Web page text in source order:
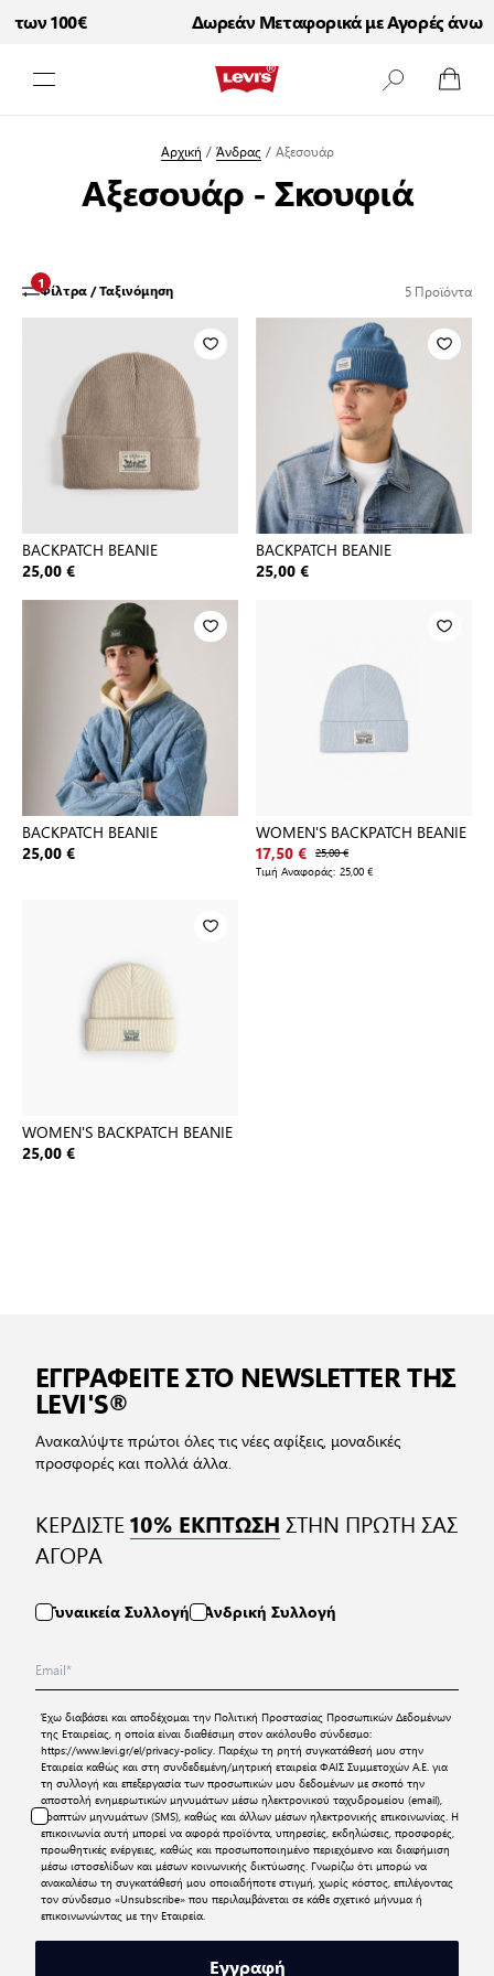
100€ Δωρεάν Μεταφορικά με Αγορές άνω
Αρχική / Άνδρας / Αξεσουάρ
Αξεσουάρ - Σκουφιά
Φίλτρα / Ταξινόμηση
1 5Προϊόντα
BACKPATCH BEANIE
25,00 €
BACKPATCH BEANIE
25,00 €
BACKPATCH BEANIE
25,00 €
WOMEN'S BACKPATCH BEANIE
17,50 € 25,00 €
Τιμή Αναφοράς: 25,00 €
WOMEN'S BACKPATCH BEANIE
25,00 €
ΕΓΓΡΑΦΕΙΤΕ ΣΤΟ NEWSLETTER ΤΗΣ
LEVI'S®
Ανακαλύψτε πρώτοι όλες τις νέες αφίξεις, μοναδικές
προσφορές και πολλά άλλα.
ΚΕΡΔΙΣΤΕ10% ΕΚΠΤΩΣΗ ΣΤΗΝ ΠΡΩΤΗ ΣΑΣ
ΑΓΟΡΑ
Γυναικεία Συλλογή Ανδρική Συλλογή
Έχω διαβάσει και αποδέχομαι την Πολιτική Προστασίας Προσωπικών Δεδομένων
της Εταιρείας, η οποία είναι διαθέσιμη στον ακόλουθο σύνδεσμο:
https://www.levi.gr/el/privacy-policy. Παρέχω τη ρητή συγκατάθεσή μου στην
Εταιρεία καθώς και στη συνδεδεμένη/μητρική εταιρεία ΦΑΙΣ Συμμετοχών Α.Ε. για
τη συλλογή και επεξεργασία των προσωπικών μου δεδομένων με σκοπό την
αποστολή ενημερωτικών μηνυμάτων μέσω ηλεκτρονικού ταχυδρομείου (email),
γραπτών μηνυμάτων (SMS), καθώς και άλλων μέσων ηλεκτρονικής επικοινωνίας. Η
επικοινωνία αυτή μπορεί να αφορά προϊόντα, υπηρεσίες, εκδηλώσεις, προσφορές,
προωθητικές ενέργειες, καθώς και προσωποποιημένο περιεχόμενο και διαφήμιση
μέσω ιστοσελίδων και μέσων κοινωνικής δικτύωσης. Γνωρίζω ότι μπορώ να
ανακαλέσω τη συγκατάθεσή μου οποιαδήποτε στιγμή, χωρίς κόστος, επιλέγοντας
τον σύνδεσμο «Unsubscribe» που περιλαμβάνεται σε κάθε σχετικό μήνυμα ή
επικοινωνώντας με την Εταιρεία.
Εγγραφή